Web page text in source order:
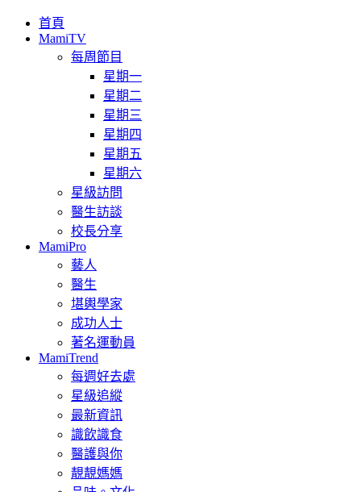
首頁
MamiTV
每周節目
星期一
星期二
星期三
星期四
星期五
星期六
星級訪問
醫生訪談
校長分享
MamiPro
藝人
醫生
堪輿學家
成功人士
著名運動員
MamiTrend
每週好去處
星級追縱
最新資訊
識飲識食
醫護與你
靚靚媽媽